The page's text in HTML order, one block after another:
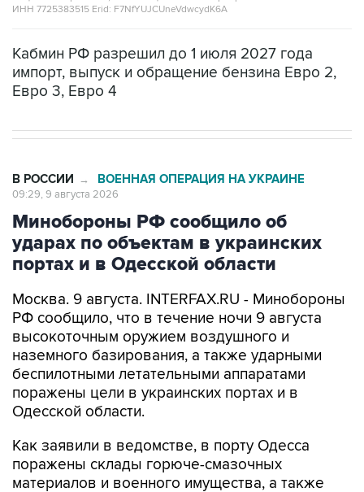
Кабмин РФ разрешил до 1 июля 2027 года
Евро 3, Евро 4
Минобороны РФ сообщило об
ударах по объектам в украинских
портах и в Одесской области
Москва. 9 августа. INTERFAX.RU - Минобороны
высокоточным оружием воздушного и
наземного базирования, а также ударными
беспилотными летательными аппаратами
поражены цели в украинских портах и в
Одесской области.
Как заявили в ведомстве, в порту Одесса
материалов и военного имущества, а также
портовый перевалочный комплекс.